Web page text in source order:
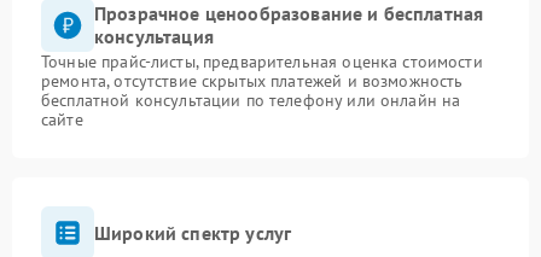
Прозрачное ценообразование и бесплатная
консультация
Точные прайс-листы, предварительная оценка стоимости
ремонта, отсутствие скрытых платежей и возможность
бесплатной консультации по телефону или онлайн на
сайте
Широкий спектр услуг